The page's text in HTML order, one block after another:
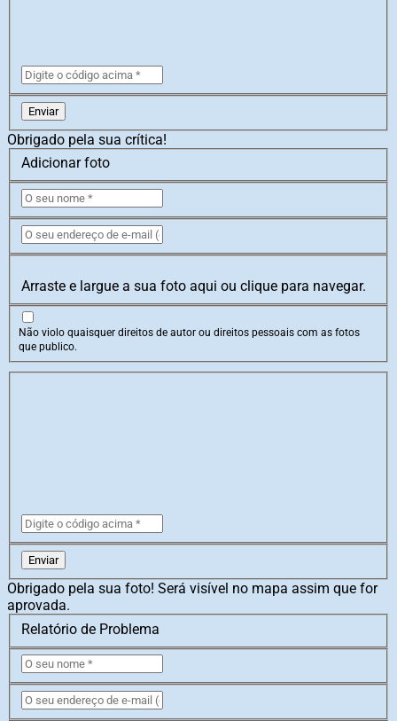
Enviar
Obrigado pela sua crítica!
Adicionar foto
Arraste e largue a sua foto aqui ou clique para navegar.
Não violo quaisquer direitos de autor ou direitos pessoais com as fotos
que publico.
Enviar
Obrigado pela sua foto! Será visível no mapa assim que for
aprovada.
Relatório de Problema